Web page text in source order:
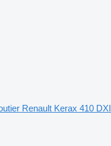
Renault Kerax 410 DXI